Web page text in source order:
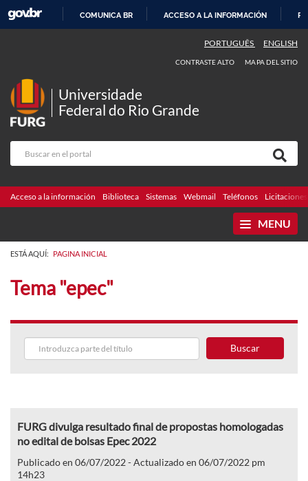
CONTENIDO
COMUNICA BR ACCESO A LA INFORMACIÓN
PORTUGUÊS ENGLISH
CONTRASTE ALTO MAPA DEL SITIO
Universidade
Federal do Rio Grande
Acceso a la información Biblioteca Sistemas Webmail Teléfonos Licitaciones
MENU
ESTÁ AQUÍ: PAGINA INICIAL
Tema "epec"
Buscar
FURG divulga resultado final de propostas homologadas
no edital de bolsas Epec 2022
Publicado en 06/07/2022 - Actualizado en 06/07/2022 pm
14h23